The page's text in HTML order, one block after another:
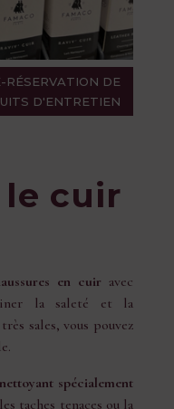
RÉSERVATION DE
D'ENTRETIEN
cuir
en cuir avec
la saleté et la
sales, vous pouvez
spécialement
taches tenaces ou la